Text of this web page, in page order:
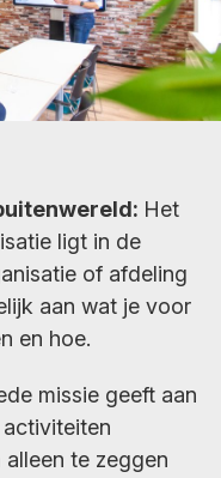
Het
ligt in de
of afdeling
aan wat je voor
en hoe.
missie geeft aan
te zeggen